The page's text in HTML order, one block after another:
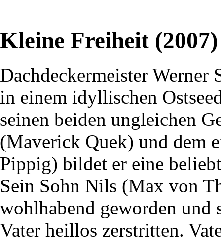
Kleine Freiheit (2007)
Dachdeckermeister
in einem idyllischen
seinen beiden ungleichen
(Maverick Quek) und dem
Pippig) bildet er eine
Sein Sohn Nils (Max von
wohlhabend geworden und
Vater heillos zerstritten.